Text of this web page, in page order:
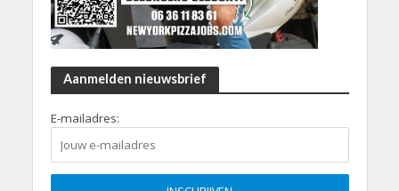
Aanmelden nieuwsbrief
E-mailadres: